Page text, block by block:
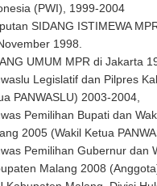
(PWI), 1999-2004
SIDANG ISTIMEWA
1998.
UMUM MPR di Jakarta
Legislatif dan Pilpres
PANWASLU) 2003-2004,
Pemilihan Bupati dan
2005 (Wakil Ketua
Pemilihan Gubernur dan
Malang 2008